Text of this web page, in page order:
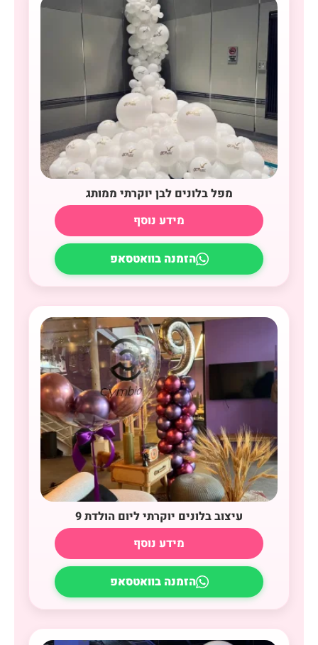
מפל בלונים לבן יוקרתי ממותג
מידע נוסף
הזמנה בוואטסאפ
עיצוב בלונים יוקרתי ליום הולדת 9
מידע נוסף
הזמנה בוואטסאפ